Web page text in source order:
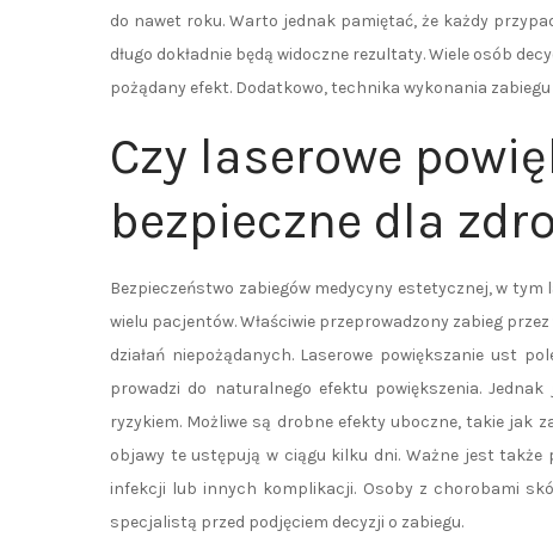
do nawet roku. Warto jednak pamiętać, że każdy
długo dokładnie będą widoczne rezultaty. Wiele osób
pożądany efekt. Dodatkowo, technika wykonania
Czy laserowe
bezpieczne dla
Bezpieczeństwo zabiegów medycyny estetycznej, w
wielu pacjentów. Właściwie przeprowadzony zabieg
działań niepożądanych. Laserowe powiększanie ust
prowadzi do naturalnego efektu powiększenia.
ryzykiem. Możliwe są drobne efekty uboczne, takie jak
objawy te ustępują w ciągu kilku dni. Ważne jest także
infekcji lub innych komplikacji. Osoby z chorobami
specjalistą przed podjęciem decyzji o zabiegu.